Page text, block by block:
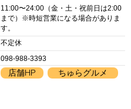
11:00〜24:00（金・土・祝前日は2:00
まで）※時短営業になる場合がありま
す。
不定休
098-988-3393
店舗HP ちゅらグルメ